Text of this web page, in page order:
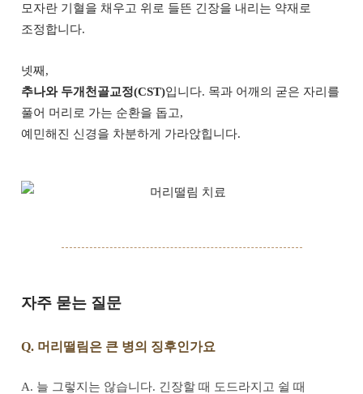
모자란 기혈을 채우고 위로 들뜬 긴장을 내리는 약재로
조정합니다.
넷째,
추나와 두개천골교정(CST)입니다. 목과 어깨의 굳은 자리를
풀어 머리로 가는 순환을 돕고,
예민해진 신경을 차분하게 가라앉힙니다.
자주 묻는 질문
Q. 머리떨림은 큰 병의 징후인가요
A. 늘 그렇지는 않습니다. 긴장할 때 도드라지고 쉴 때